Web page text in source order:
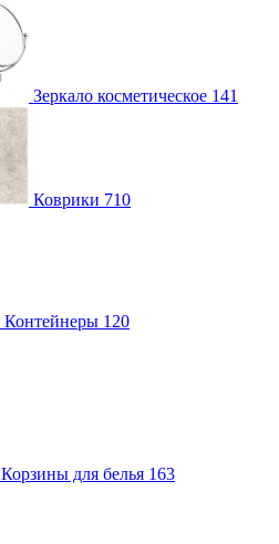
Зеркало косметическое 141
Коврики 710
Контейнеры 120
Корзины для белья 163